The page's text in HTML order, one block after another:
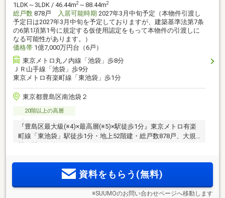
1LDK～3LDK / 46.44m2 ～88.44m2
総戸数 878戸 入居可能時期 2027年3月中旬予定（本物件引渡し
予定日は2027年3月中旬を予定しておりますが、建築基準法第7条
の6第1項第1号に規定する仮使用認定をもって本物件の引渡しに
なる可能性があります。）
価格帯 1億7,000万円台（6戸）
東京メトロ丸ノ内線「池袋」歩8分
ＪＲ山手線「池袋」歩9分
東京メトロ有楽町線「東池袋」歩1分
東京都豊島区南池袋２
20階以上の高層
『豊島区最大級(※4)×最高層(※5)×駅徒歩1分』東京メトロ有楽
町線「東池袋」駅徒歩1分・地上52階建・総戸数878戸、大規
資料をもらう(無料)
※SUUMOのお問い合わせページへ移動します